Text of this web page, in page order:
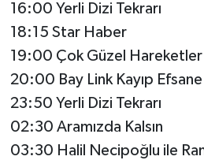
16:00 Yerli Dizi Tekrarı
18:15 Star Haber
19:00 Çok Güzel Hareketler
20:00 Bay Link Kayıp Efsane
23:50 Yerli Dizi Tekrarı
02:30 Aramızda Kalsın
03:30 Halil Necipoğlu ile